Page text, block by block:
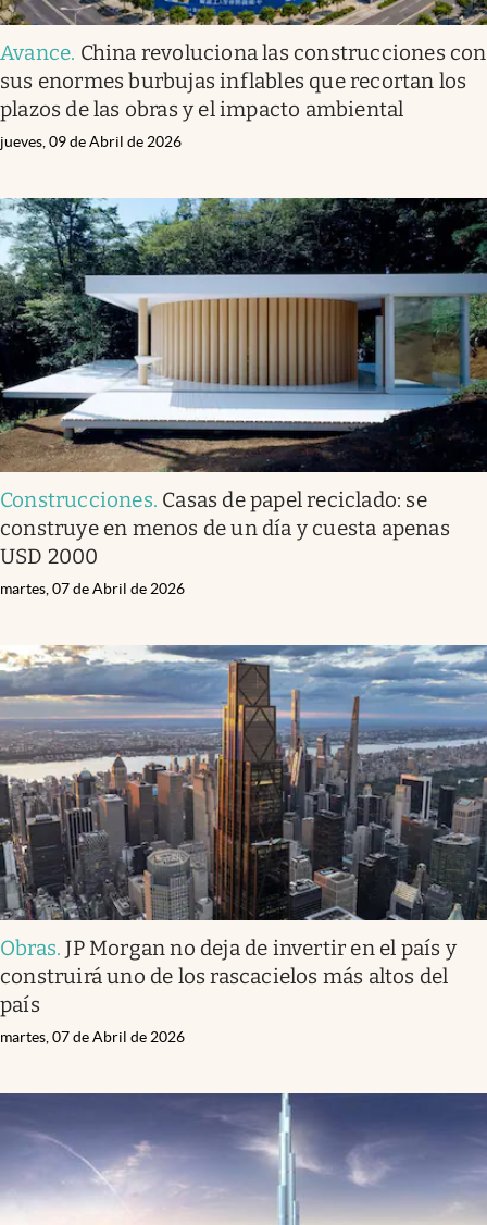
Avance. China revoluciona las construcciones con
sus enormes burbujas inflables que recortan los
plazos de las obras y el impacto ambiental
jueves, 09 de Abril de 2026
Construcciones. Casas de papel reciclado: se
construye en menos de un día y cuesta apenas
USD 2000
martes, 07 de Abril de 2026
Obras.JP Morgan no deja de invertir en el país y
construirá uno de los rascacielos más altos del
país
martes, 07 de Abril de 2026